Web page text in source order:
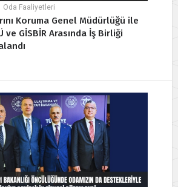
Oda Faaliyetleri
Koruma Genel Müdürlüğü ile
ve GİSBİR Arasında İş Birliği